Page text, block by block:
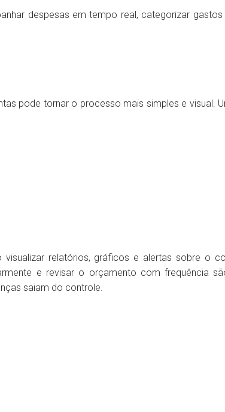
despesas em tempo real, categorizar
pode tornar o processo mais simples e visual.
relatórios, gráficos e alertas sobre o
e revisar o orçamento com frequência
saiam do controle.